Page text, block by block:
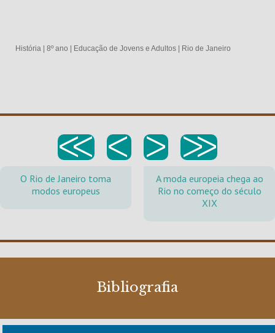
História 8º ano Educação de Jovens e Adultos Rio de Janeiro
<< < > >>
O Rio de Janeiro toma
modos europeus
A moda europeia chega ao
Rio no começo do século
XIX
Bibliografia